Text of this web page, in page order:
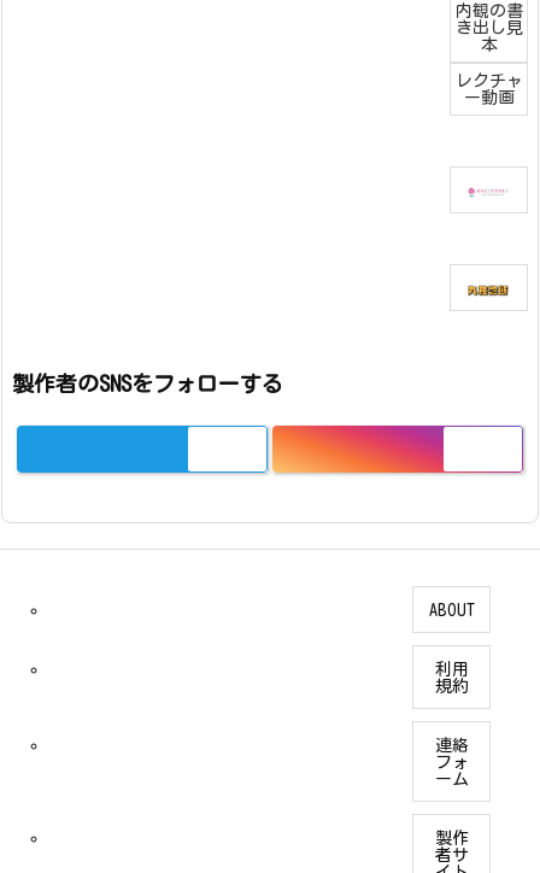
内観の書
き出し見
本
レクチャ
ー動画
製作者のSNSをフォローする
ABOUT
利用
規約
連絡
フォ
ーム
製作
者サ